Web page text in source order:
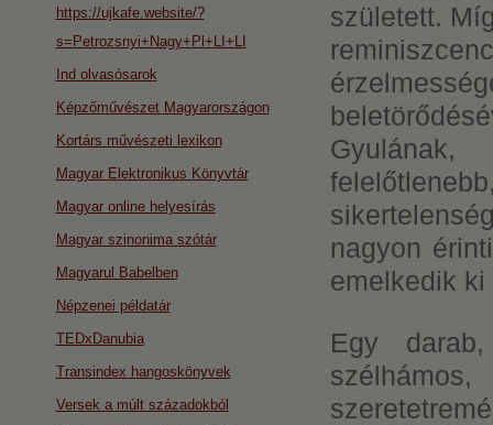
született.
nagyon
emelkedik
Egy
https://ujkafe.website/?
s=Petrozsnyi+Nagy+Pl+LI+LI
Ind olvasósarok
Képzőművészet Magyarországon
Kortárs művészeti lexikon
Magyar Elektronikus Könyvtár
Magyar online helyesírás
Magyar szinonima szótár
Magyarul Babelben
Népzenei példatár
TEDxDanubia
Transindex hangoskönyvek
Versek a múlt századokból